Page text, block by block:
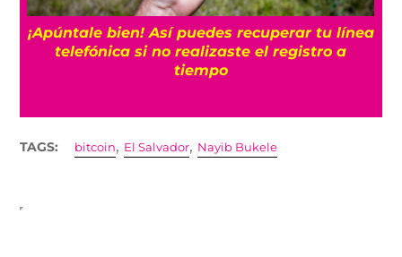
¡Apúntale bien! Así puedes recuperar tu línea
telefónica si no realizaste el registro a
tiempo
TAGS: bitcoin, El Salvador, Nayib Bukele